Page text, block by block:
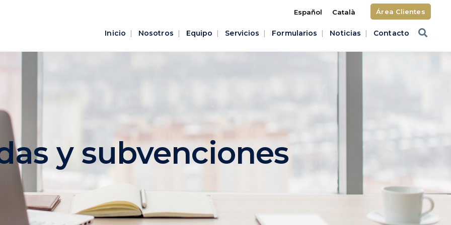
Español Català Área Clientes
Inicio Nosotros Equipo Servicios Formularios Noticias Contacto
y subvenciones